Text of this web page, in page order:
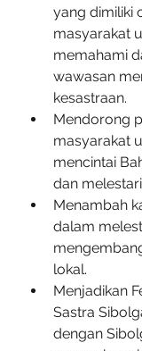
yang dimiliki
masyarakat
memahami
wawasan
kesastraan.
Mendorong
masyarakat
mencintai
dan
Menambah
dalam
lokal.
Menjadikan
Sastra
dengan